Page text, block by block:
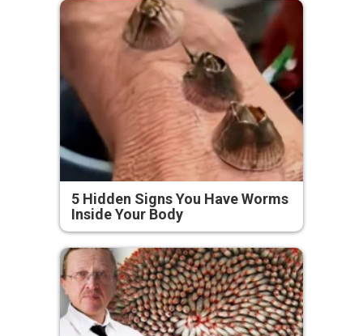
5 Hidden Signs You Have Worms
Inside Your Body